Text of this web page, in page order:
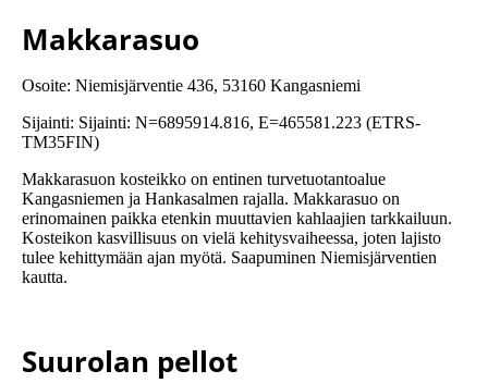
Makkarasuo
Osoite: Niemisjärventie 436, 53160 Kangasniemi
Sijainti: Sijainti: N=6895914.816, E=465581.223 (ETRS-
TM35FIN)
Makkarasuon kosteikko on entinen turvetuotantoalue
Kangasniemen ja Hankasalmen rajalla. Makkarasuo on
erinomainen paikka etenkin muuttavien kahlaajien tarkkailuun.
Kosteikon kasvillisuus on vielä kehitysvaiheessa, joten lajisto
tulee kehittymään ajan myötä. Saapuminen Niemisjärventien
kautta.
Suurolan pellot